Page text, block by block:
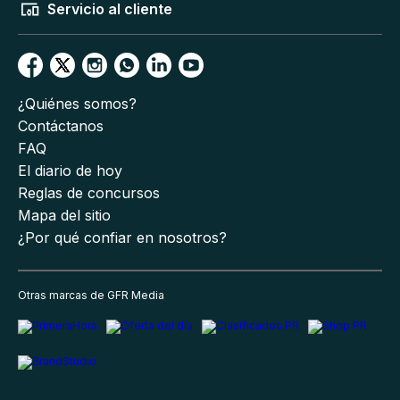
Servicio al cliente
¿Quiénes somos?
Contáctanos
FAQ
El diario de hoy
Reglas de concursos
Mapa del sitio
¿Por qué confiar en nosotros?
Otras marcas de GFR Media